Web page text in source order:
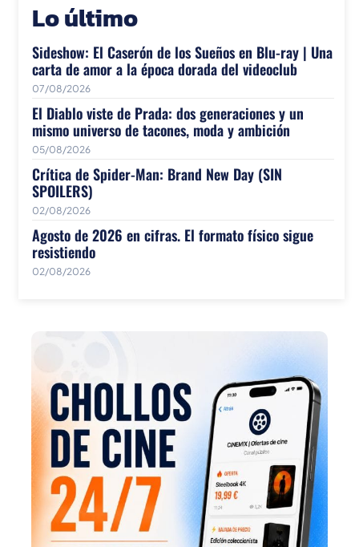
Lo último
Sideshow: El Caserón de los Sueños en Blu-ray | Una
carta de amor a la época dorada del videoclub
07/08/2026
El Diablo viste de Prada: dos generaciones y un
mismo universo de tacones, moda y ambición
05/08/2026
Crítica de Spider-Man: Brand New Day (SIN
SPOILERS)
02/08/2026
Agosto de 2026 en cifras. El formato físico sigue
resistiendo
02/08/2026